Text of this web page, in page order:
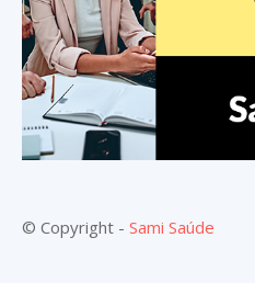
© Copyright - Sami Saúde